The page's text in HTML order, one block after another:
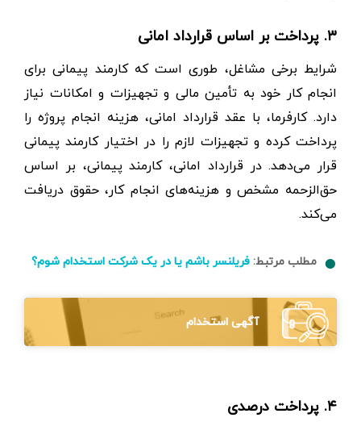
۳. پرداخت بر اساس قرارداد امانی
شرایط برخی مشاغل، طوری است که کارمند پیمانی برای
انجام کار خود به تأمین مالی و تجهیزات و امکانات نیاز
دارد. کارفرما، با عقد قرارداد امانی، هزینه انجام پروژه را
پرداخت کرده و تجهیزات لازم را در اختیار کارمند پیمانی
قرار می‌دهد. در قرارداد امانی، کارمند پیمانی، بر اساس
حق‌الزحمه مشخص و هزینه‌های انجام کار، حقوق دریافت
می‌کند.
مطلب مرتبط: فریلنسر باشم یا در یک شرکت استخدام شوم؟
آگهی استخدام
۴. پرداخت درصدی